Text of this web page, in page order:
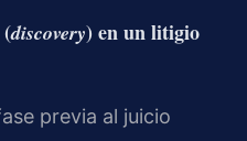
discovery) en un litigio
previa al juicio